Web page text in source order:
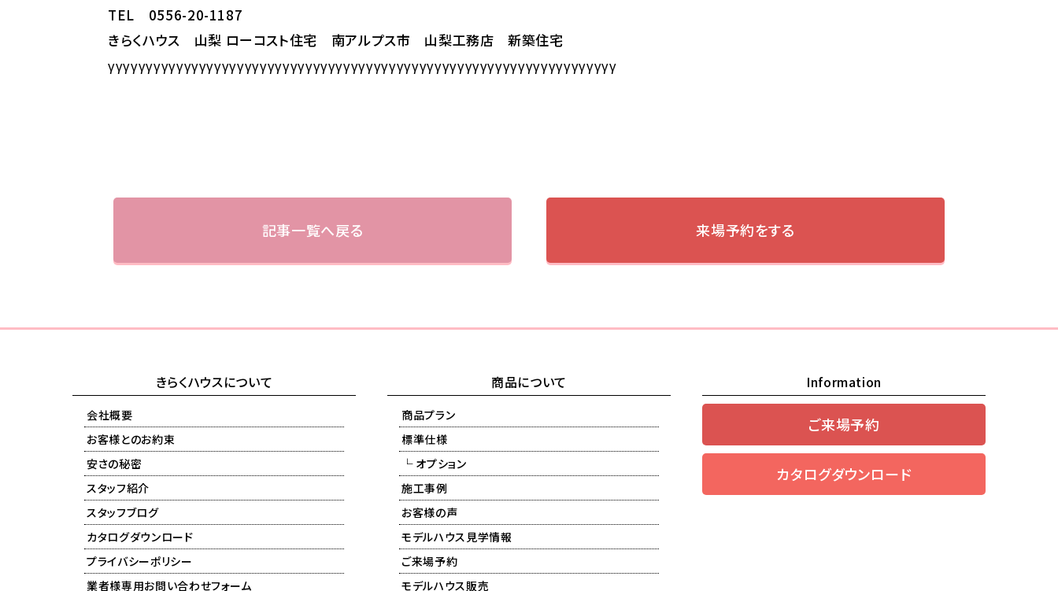
TEL 0556-20-1187
きらくハウス 山梨 ローコスト住宅 南アルプス市 山梨工務店 新築住宅
γγγγγγγγγγγγγγγγγγγγγγγγγγγγγγγγγγγγγγγγγγγγγγγγγγγγγγγγγγγγγγγγγγγ
記事一覧へ戻る 来場予約をする
きらくハウスについて
会社概要
お客様とのお約束
安さの秘密
スタッフ紹介
スタッフブログ
カタログダウンロード
プライバシーポリシー
業者様専用お問い合わせフォーム
商品について
商品プラン
標準仕様
└ オプション
施工事例
お客様の声
モデルハウス見学情報
ご来場予約
モデルハウス販売
Information
ご来場予約
カタログダウンロード